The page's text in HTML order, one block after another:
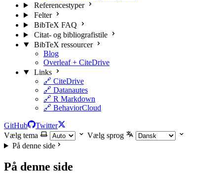
Referencestyper
Felter
BibTeX FAQ
Citat- og bibliografistile
BibTeX ressourcer
Blog
Overleaf + CiteDrive
Links
🔗 CiteDrive
🔗 Datanautes
🔗 R Markdown
🔗 BehaviorCloud
GitHub
Twitter
Vælg tema
Vælg sprog
På denne side
På denne side